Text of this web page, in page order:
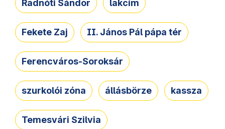
Radnóti Sándor lakcím
Fekete Zaj II. János Pál pápa tér
Ferencváros-Soroksár
szurkolói zóna állásbörze kassza
Temesvári Szilvia